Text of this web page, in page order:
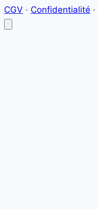
CGV · Confidentialité ·